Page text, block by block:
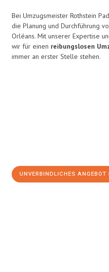
Bei Umzugsmeister Rothstein
die Planung und Durchführung
Orléans. Mit unserer Expertise
wir für einen reibungslosen
immer an erster Stelle stehen.
UNVERBINDLICHES ANGEBOT